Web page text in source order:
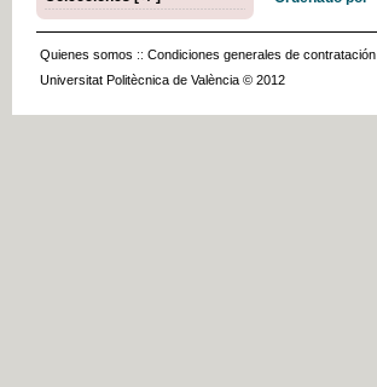
Quienes somos :: Condiciones generales de contratación
Universitat Politècnica de València © 2012